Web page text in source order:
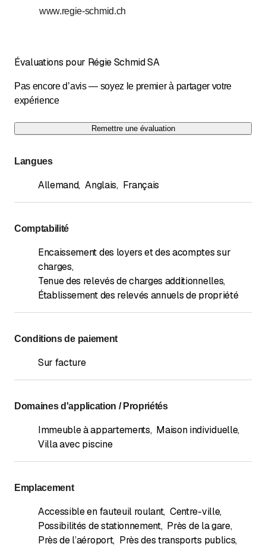
de 09:00-12:00 et de 14:00-17:00.
www.regie-schmid.ch
Évaluations pour Régie Schmid SA
Pas encore d’avis — soyez le premier à partager votre
expérience
Remettre une évaluation
Langues
Allemand, Anglais, Français
Comptabilité
Encaissement des loyers et des acomptes sur
charges,
Tenue des relevés de charges additionnelles,
Établissement des relevés annuels de propriété
Conditions de paiement
Sur facture
Domaines d'application / Propriétés
Immeuble à appartements, Maison individuelle,
Villa avec piscine
Emplacement
Accessible en fauteuil roulant, Centre-ville,
Possibilités de stationnement, Près de la gare,
Près de l’aéroport, Près des transports publics,